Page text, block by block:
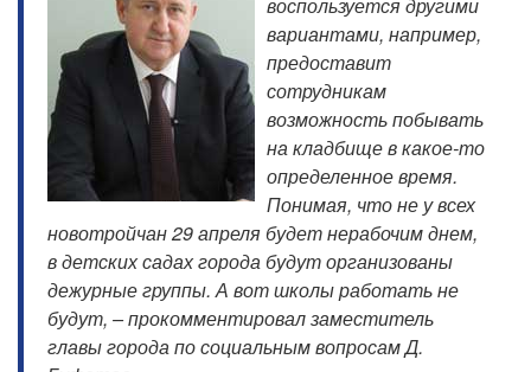
вариантами, например,
предоставит
сотрудникам
возможность побывать
на кладбище в какое-то
определенное время.
Понимая, что не у всех
новотройчан 29 апреля будет нерабочим днем,
в детских садах города будут организованы
дежурные группы. А вот школы работать не
будут, – прокомментировал заместитель
главы города по социальным вопросам Д.